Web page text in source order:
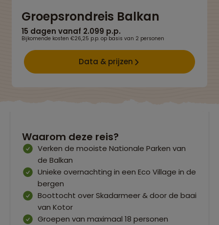
Groepsrondreis Balkan
15 dagen vanaf 2.099 p.p.
Bijkomende kosten €26,25 p.p. op basis van 2 personen
Data & prijzen
Waarom deze reis?
Verken de mooiste Nationale Parken van
de Balkan
Unieke overnachting in een Eco Village in de
bergen
Boottocht over Skadarmeer & door de baai
van Kotor
Groepen van maximaal 18 personen